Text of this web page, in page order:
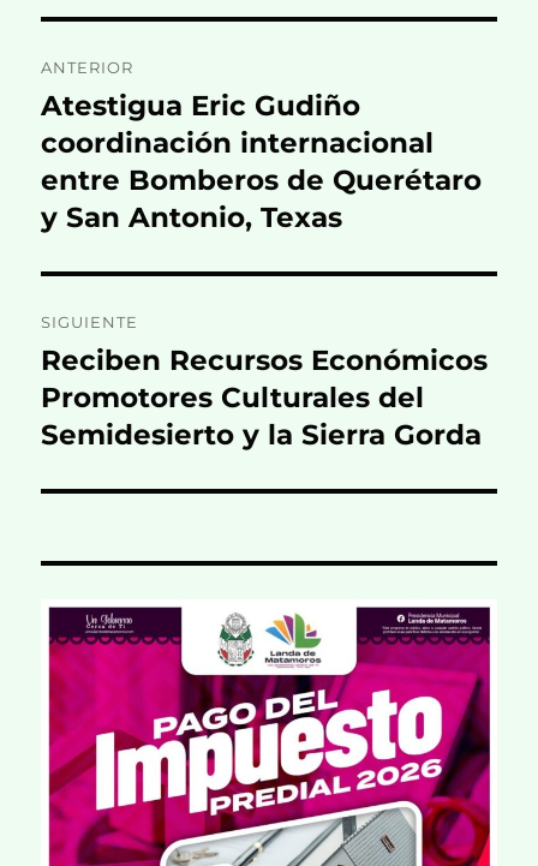
de
entradas
ANTERIOR
Entrada
anterior:
Atestigua Eric Gudiño
coordinación internacional
entre Bomberos de Querétaro
y San Antonio, Texas
SIGUIENTE
Entrada
siguiente:
Reciben Recursos Económicos
Promotores Culturales del
Semidesierto y la Sierra Gorda